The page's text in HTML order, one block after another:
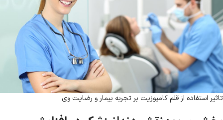
تاثیر استفاده از قلم کامپوزیت بر تجربه بیمار و رضایت وی